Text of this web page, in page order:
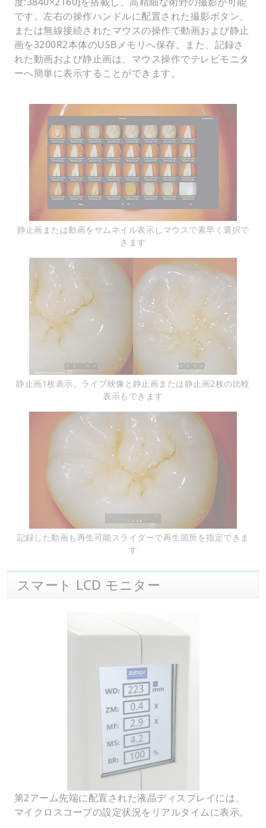
です。左右の操作ハンドルに配置された撮影ボタン、
または無線接続されたマウスの操作で動画および静止
画を3200R2本体のUSBメモリへ保存。また、記録さ
れた動画および静止画は、マウス操作でテレビモニタ
ーへ簡単に表示することができます。
静止画または動画をサムネイル表示しマウスで素早く選択で
きます
静止画1枚表示、ライブ映像と静止画または静止画2枚の比較
表示もできます
記録した動画も再生可能スライダーで再生箇所を指定できま
す
スマート LCD モニター
第2アーム先端に配置された液晶ディスプレイには、
マイクロスコープの設定状況をリアルタイムに表示。